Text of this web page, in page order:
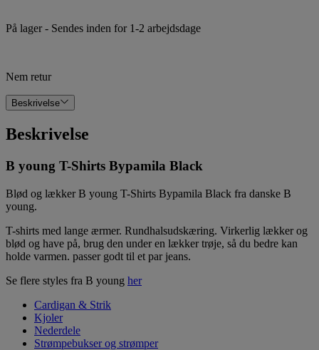
På lager - Sendes inden for 1-2 arbejdsdage
Nem retur
Beskrivelse
Beskrivelse
B young T-Shirts Bypamila Black
Blød og lækker B young T-Shirts Bypamila Black fra danske B
young.
T-shirts med lange ærmer. Rundhalsudskæring. Virkerlig lækker og
blød og have på, brug den under en lækker trøje, så du bedre kan
holde varmen. passer godt til et par jeans.
Se flere styles fra B young her
Cardigan & Strik
Kjoler
Nederdele
Strømpebukser og strømper